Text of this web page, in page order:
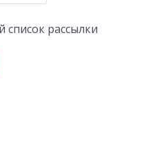
список рассылки